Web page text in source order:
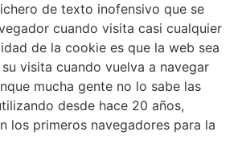
de texto inofensivo que se
cuando visita casi cualquier
de la cookie es que la web sea
visita cuando vuelva a navegar
mucha gente no lo sabe las
desde hace 20 años,
los primeros navegadores para la